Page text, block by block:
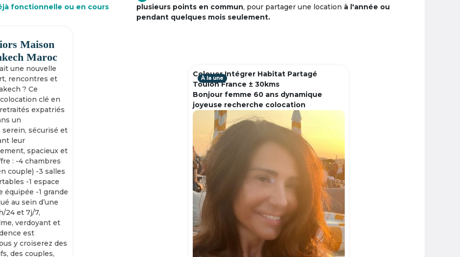
fonctionnelle ou en cours
Maison
Maroc
une nouvelle
rencontres et
? Ce
clé en
expatriés
un
sécurisé et
leur
spacieux et
: -4 chambres
couple) -3 salles
-1 espace
équipée -1 grande
au sein d’une
24 et 7j/7,
verdoyant et
est
y croiserez des
des couples,
plusieurs points en commun, pour partager une location à l'année ou
pendant quelques mois seulement.
Colouer Intégrer Habitat Partagé
Toulon France ± 30kms
Bonjour femme 60 ans dynamique
joyeuse recherche colocation
À la une